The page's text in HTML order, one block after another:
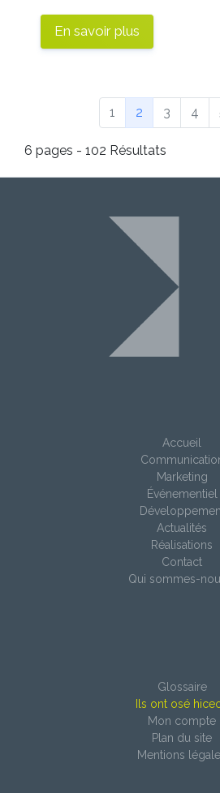
En savoir plus
1 2(Page
3 4
6 pages - 102 Résultats
Accueil
Marketing
Événementiel
Actualités
Réalisations
Contact
Qui sommes-
Glossaire
Ils ont osé
Mon compte
Plan du site
Mentions